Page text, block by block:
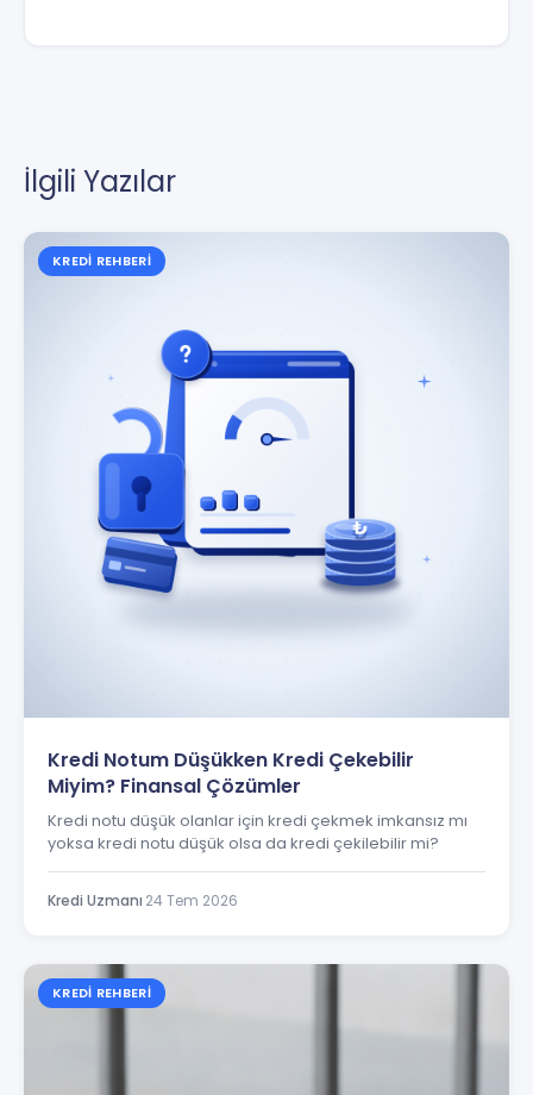
İlgili Yazılar
KREDI REHBERI
Kredi Notum Düşükken Kredi Çekebilir
Miyim? Finansal Çözümler
Kredi notu düşük olanlar için kredi çekmek imkansız mı
yoksa kredi notu düşük olsa da kredi çekilebilir mi?
Kredi Uzmanı·24 Tem 2026
KREDI REHBERI